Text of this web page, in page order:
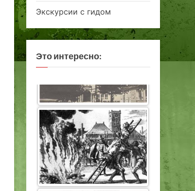
Экскурсии с гидом
Это интересно: